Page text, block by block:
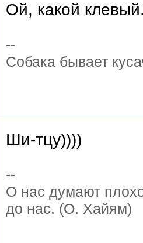
Ой, какой
--
Собака бывает
Ши-тцу))))
--
О нас думают
до нас. (О. Хайям)